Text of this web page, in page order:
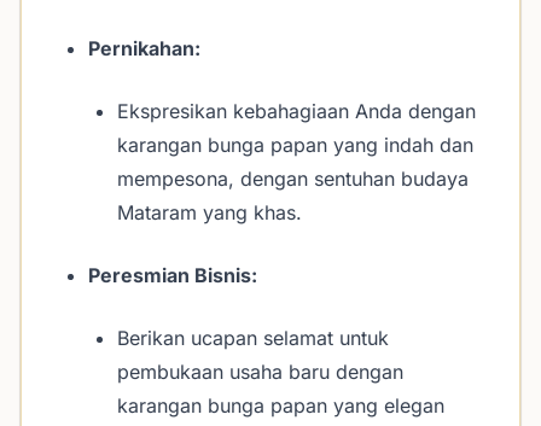
Pernikahan:
Ekspresikan kebahagiaan Anda dengan
karangan bunga papan yang indah dan
mempesona, dengan sentuhan budaya
Mataram yang khas.
Peresmian Bisnis:
Berikan ucapan selamat untuk
pembukaan usaha baru dengan
karangan bunga papan yang elegan